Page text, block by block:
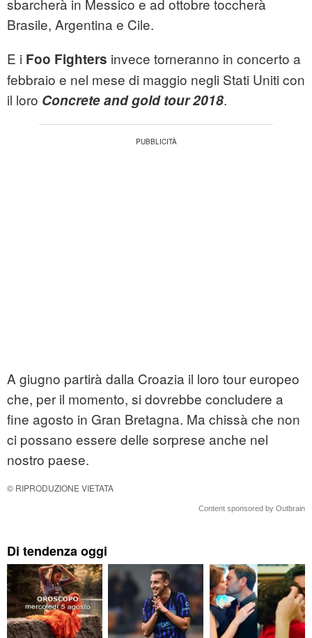
sbarcherà in Messico e ad ottobre toccherà
Brasile, Argentina e Cile.
E i Foo Fighters invece torneranno in concerto a
febbraio e nel mese di maggio negli Stati Uniti con
il loro Concrete and gold tour 2018.
A giugno partirà dalla Croazia il loro tour europeo
che, per il momento, si dovrebbe concludere a
fine agosto in Gran Bretagna. Ma chissà che non
ci possano essere delle sorprese anche nel
nostro paese.
© RIPRODUZIONE VIETATA
Content sponsored by Outbrain
Di tendenza oggi